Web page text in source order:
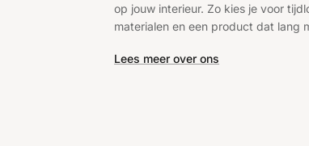
op jouw interieur. Zo kies je voor
materialen en een product dat lang
Lees meer over ons